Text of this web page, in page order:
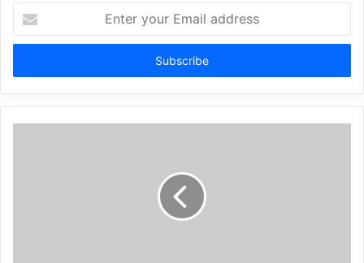
your
Email